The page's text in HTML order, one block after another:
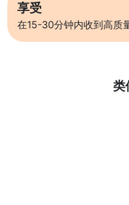
享受
在15-30分钟内收到高质
类